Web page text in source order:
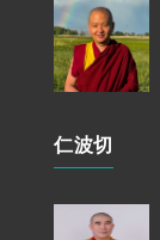
仁波切